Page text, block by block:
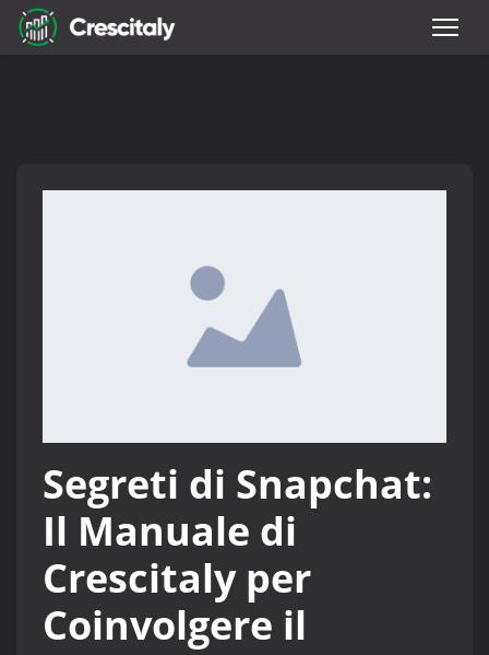
Segreti di Snapchat:
Il Manuale di
Crescitaly per
Coinvolgere il